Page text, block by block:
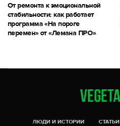
От ремонта к эмоциональной
стабильности: как работает
программа «На пороге
перемен» от «Лемана ПРО»
ЛЮДИ И ИСТОРИИ СТАТЬИ